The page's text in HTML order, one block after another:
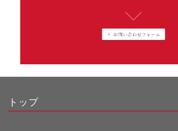
トップ